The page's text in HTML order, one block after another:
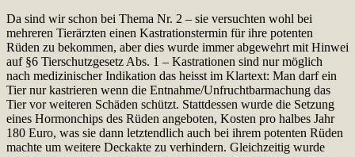
Da sind wir schon bei Thema Nr. 2 – sie versuchten wohl bei
mehreren Tierärzten einen Kastrationstermin für ihre potenten
Rüden zu bekommen, aber dies wurde immer abgewehrt mit Hinwei
auf §6 Tierschutzgesetz Abs. 1 – Kastrationen sind nur möglich
nach medizinischer Indikation das heisst im Klartext: Man darf ein
Tier nur kastrieren wenn die Entnahme/Unfruchtbarmachung das
Tier vor weiteren Schäden schützt. Stattdessen wurde die Setzung
eines Hormonchips des Rüden angeboten, Kosten pro halbes Jahr
180 Euro, was sie dann letztendlich auch bei ihrem potenten Rüden
machte um weitere Deckakte zu verhindern. Gleichzeitig wurde